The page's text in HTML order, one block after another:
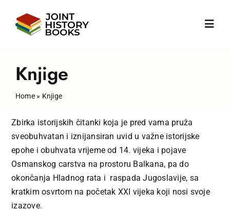
content
Početna
O nama
Vijesti
Knjige
Publikacije
Knjige
Home» Knjige
Zbirka istorijskih čitanki koja je pred vama pruža
sveobuhvatan i iznijansiran uvid u važne istorijske
epohe i obuhvata vrijeme od 14. vijeka i pojave
Osmanskog carstva na prostoru Balkana, pa do
okončanja Hladnog rata i raspada Jugoslavije, sa
kratkim osvrtom na početak XXI vijeka koji nosi svoje
izazove.